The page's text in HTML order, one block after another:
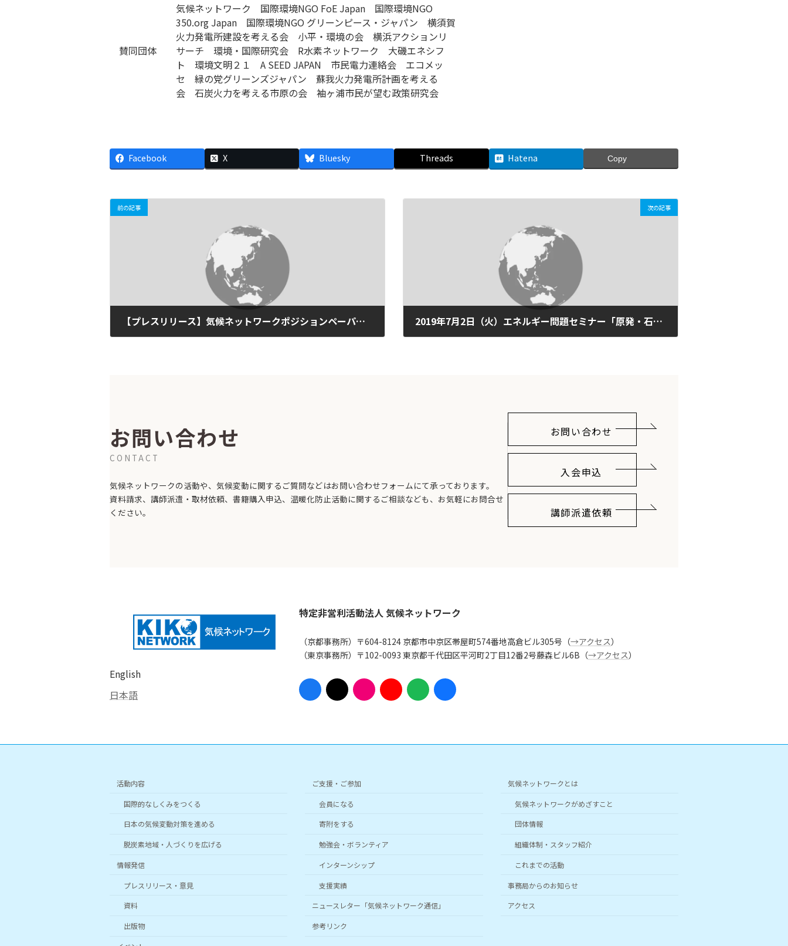
賛同団体
気候ネットワーク 国際環境NGO FoE Japan 国際環境NGO
350.org Japan 国際環境NGO グリーンピース・ジャパン 横須賀
火力発電所建設を考える会 小平・環境の会 横浜アクションリ
サーチ 環境・国際研究会 R水素ネットワーク 大磯エネシフ
ト 環境文明２１ A SEED JAPAN 市民電力連絡会 エコメッ
セ 緑の党グリーンズジャパン 蘇我火力発電所計画を考える
会 石炭火力を考える市原の会 袖ヶ浦市民が望む政策研究会
Facebook X Bluesky Threads Hatena Copy
前の記事
【プレスリリース】気候ネットワークポジションペーパー発表 ～CO2回収・利用・貯留（CCUS）への期待は危うい～
次の記事
2019年7月2日（火）エネルギー問題セミナー「原発・石炭火力発電への新たな補助金～容量市場とは何か～」【京都】
お問い合わせ
CONTACT
気候ネットワークの活動や、気候変動に関するご質問などはお問い合わせフォームにて承っております。
資料請求、講師派遣・取材依頼、書籍購入申込、温暖化防止活動に関するご相談なども、お気軽にお問合せ
ください。
お問い合わせ
入会申込
講師派遣依頼
English
日本語
特定非営利活動法人 気候ネットワーク
（京都事務所）〒604-8124 京都市中京区帯屋町574番地高倉ビル305号（→アクセス）
（東京事務所）〒102-0093 東京都千代田区平河町2丁目12番2号藤森ビル6B（→アクセス）
ア
イ
コ
ア
イ
コ
ア
イ
コ
ア
イ
コ
ア
イ
コ
ア
イ
コ
活動内容
国際的なしくみをつくる
日本の気候変動対策を進める
脱炭素地域・人づくりを広げる
情報発信
プレスリリース・意見
資料
出版物
ご支援・ご参加
会員になる
寄附をする
勉強会・ボランティア
インターンシップ
支援実績
ニュースレター「気候ネットワーク通信」
参考リンク
気候ネットワークとは
気候ネットワークがめざすこと
団体情報
組織体制・スタッフ紹介
これまでの活動
事務局からのお知らせ
アクセス